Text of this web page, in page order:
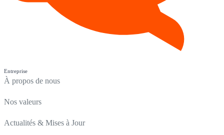
Entreprise
À propos de nous
Nos valeurs
Actualités & Mises à Jour